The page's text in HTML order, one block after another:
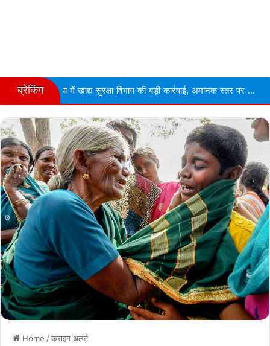
ब्रेकिंग
सुरक्षा विभाग की बड़ी कार्रवाई, अमानक स्तर पर ... Narmdapuram
Home /क्राइम अलर्ट